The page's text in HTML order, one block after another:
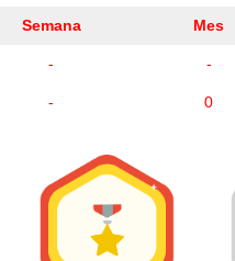
Política de cookies
Semana Mes
- -
- 0